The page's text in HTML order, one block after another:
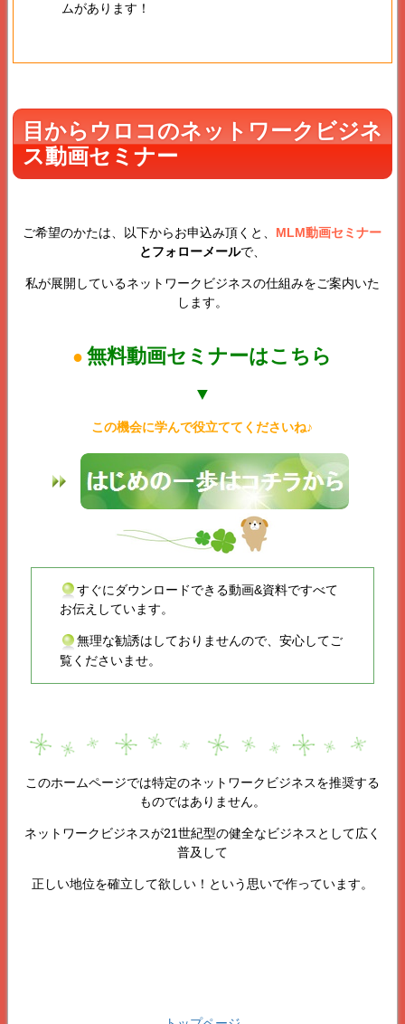
ムがあります！
目からウロコのネットワークビジネ
ス動画セミナー
ご希望のかたは、以下からお申込み頂くと、 MLM動画セミナー
とフォローメールで、
私が展開しているネットワークビジネスの仕組みをご案内いた
します。
● 無料動画セミナーはこちら
▼
この機会に学んで役立ててくださいね♪
すぐにダウンロードできる動画&資料ですべて
お伝えしています。
無理な勧誘はしておりませんので、安心してご
覧くださいませ。
このホームページでは特定のネットワークビジネスを推奨する
ものではありません。
ネットワークビジネスが21世紀型の健全なビジネスとして広く
普及して
正しい地位を確立して欲しい！という思いで作っています。